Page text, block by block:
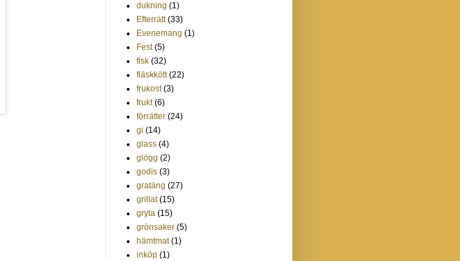
dukning (1)
Efterrätt (33)
Evenemang (1)
Fest (5)
fisk (32)
fläskkött (22)
frukost (3)
frukt (6)
förrätter (24)
gi (14)
glass (4)
glögg (2)
godis (3)
gratäng (27)
grillat (15)
gryta (15)
grönsaker (5)
hämtmat (1)
inköp (1)